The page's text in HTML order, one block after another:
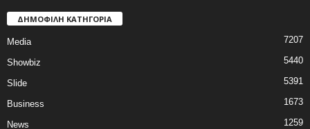
ΔΗΜΟΦΙΛΗ ΚΑΤΗΓΟΡΙΑ
Media 7207
Showbiz 5440
Slide 5391
Business 1673
News 1259